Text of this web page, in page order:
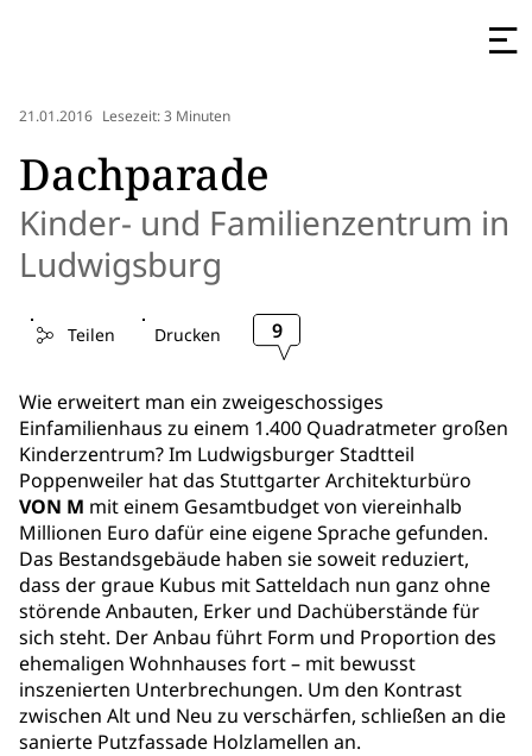
21.01.2016 Lesezeit: 3 Minuten
Dachparade
Kinder- und Familienzentrum in
Ludwigsburg
Teilen Drucken 9
Wie erweitert man ein zweigeschossiges
Einfamilienhaus zu einem 1.400 Quadratmeter großen
Kinderzentrum? Im Ludwigsburger Stadtteil
Poppenweiler hat das Stuttgarter Architekturbüro
VON M mit einem Gesamtbudget von viereinhalb
Millionen Euro dafür eine eigene Sprache gefunden.
Das Bestandsgebäude haben sie soweit reduziert,
dass der graue Kubus mit Satteldach nun ganz ohne
störende Anbauten, Erker und Dachüberstände für
sich steht. Der Anbau führt Form und Proportion des
ehemaligen Wohnhauses fort – mit bewusst
inszenierten Unterbrechungen. Um den Kontrast
zwischen Alt und Neu zu verschärfen, schließen an die
sanierte Putzfassade Holzlamellen an.